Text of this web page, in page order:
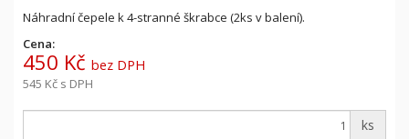
Náhradní čepele k 4-stranné škrabce (2ks v balení).
Cena:
450 Kč bez DPH
545 Kč s DPH
ks